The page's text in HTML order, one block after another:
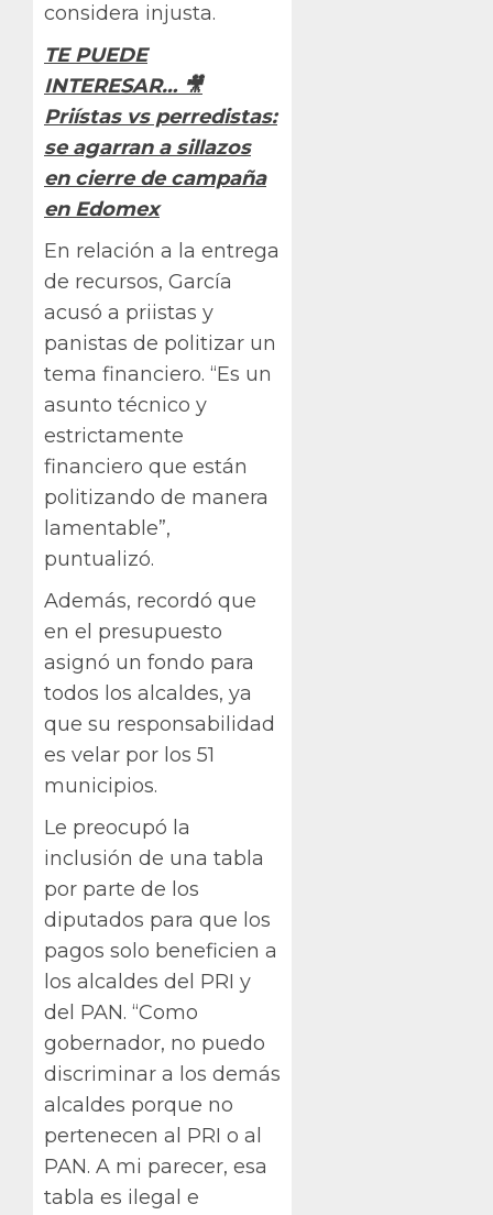
considera injusta.
TE PUEDE
INTERESAR… 🎥
Priístas vs perredistas:
se agarran a sillazos
en cierre de campaña
en Edomex
En relación a la entrega
de recursos, García
acusó a priistas y
panistas de politizar un
tema financiero. “Es un
asunto técnico y
estrictamente
financiero que están
politizando de manera
lamentable”,
puntualizó.
Además, recordó que
en el presupuesto
asignó un fondo para
todos los alcaldes, ya
que su responsabilidad
es velar por los 51
municipios.
Le preocupó la
inclusión de una tabla
por parte de los
diputados para que los
pagos solo beneficien a
los alcaldes del PRI y
del PAN. “Como
gobernador, no puedo
discriminar a los demás
alcaldes porque no
pertenecen al PRI o al
PAN. A mi parecer, esa
tabla es ilegal e